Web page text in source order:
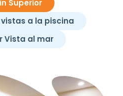
Superior
a la piscina
Vista al mar